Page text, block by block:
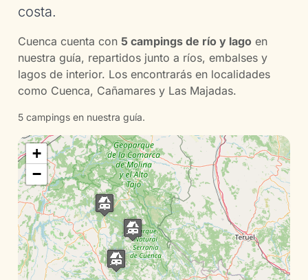
costa.
Cuenca cuenta con 5 campings de río y lago en
nuestra guía, repartidos junto a ríos, embalses y
lagos de interior. Los encontrarás en localidades
como Cuenca, Cañamares y Las Majadas.
5 campings en nuestra guía.
+
−